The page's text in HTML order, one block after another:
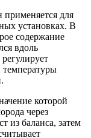
применяется для
установках. В
содержание
вдоль
температуры
которой
через
из баланса, затем